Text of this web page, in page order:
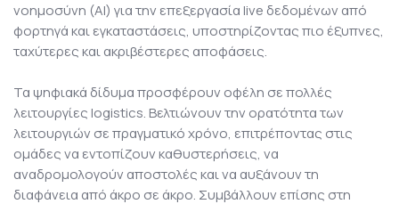
νοημοσύνη (AI) για την επεξεργασία live δεδομένων από
φορτηγά και εγκαταστάσεις, υποστηρίζοντας πιο έξυπνες,
ταχύτερες και ακριβέστερες αποφάσεις.
Τα ψηφιακά δίδυμα προσφέρουν οφέλη σε πολλές
λειτουργίες logistics. Βελτιώνουν την ορατότητα των
λειτουργιών σε πραγματικό χρόνο, επιτρέποντας στις
ομάδες να εντοπίζουν καθυστερήσεις, να
αναδρομολογούν αποστολές και να αυξάνουν τη
διαφάνεια από άκρο σε άκρο. Συμβάλλουν επίσης στη